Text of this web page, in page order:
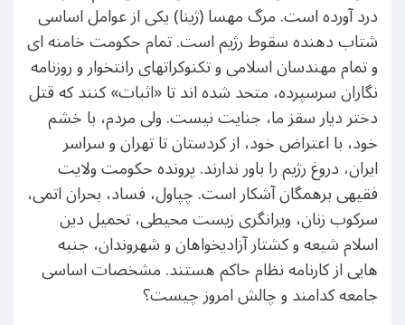
درد آورده است. مرگ مهسا (ژینا) یکی از عوامل اساسی
شتاب دهنده سقوط رژیم است. تمام حکومت خامنه ای
و تمام مهندسان اسلامی و تکنوکراتهای رانتخوار و روزنامه
نگاران سرسپرده، متحد شده اند تا «اثبات» کنند که قتل
دختر دیار سقز ما، جنایت نیست. ولی مردم، با خشم
خود، با اعتراض خود، از کردستان تا تهران و سراسر
ایران، دروغ رژیم را باور ندارند. پرونده حکومت ولایت
فقیهی برهمگان آشکار است. چپاول، فساد، بحران اتمی،
سرکوب زنان، ویرانگری زیست محیطی، تحمیل دین
اسلام شیعه و کشتار آزادیخواهان و شهروندان، جنبه
هایی از کارنامه نظام حاکم هستند. مشخصات اساسی
جامعه کدامند و چالش امروز چیست؟